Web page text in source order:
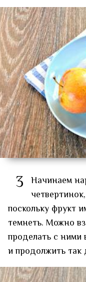
3 Начинаем
поскольку фрукт
темнеть. Можно
проделать с
и продолжить так